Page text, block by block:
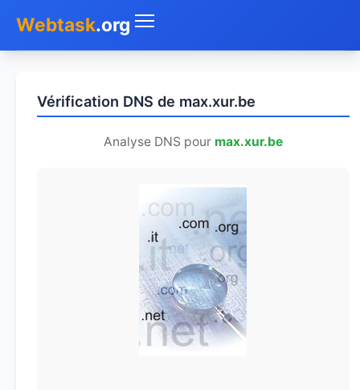
Webtask.org
Whois
Vérification DNS de max.xur.be
Analyse DNS pour max.xur.be